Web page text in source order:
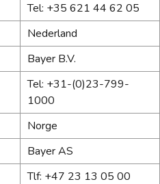
Tel: +35 621 44 62 05
Nederland
Bayer B.V.
Tel: +31-(0)23-799-
1000
Norge
Bayer AS
Tlf: +47 23 13 05 00